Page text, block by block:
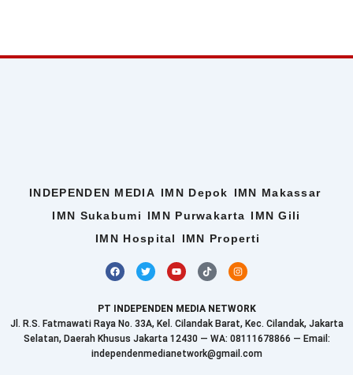
INDEPENDEN MEDIA IMN Depok
IMN Makassar
IMN Sukabumi
IMN Purwakarta IMN Gili
IMN Hospital
IMN Properti
F
a
c
b
o
o
T
w
i
t
e
r
Y
o
u
u
b
e
T
i
k
o
k
I
n
s
a
g
r
a
m
PT INDEPENDEN MEDIA NETWORK
Jl. R.S. Fatmawati Raya No. 33A, Kel. Cilandak Barat, Kec. Cilandak, Jakarta
Selatan, Daerah Khusus Jakarta 12430 — WA: 08111678866 — Email:
independenmedianetwork@gmail.com